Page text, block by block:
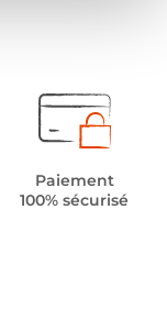
Paiement
100% sécurisé